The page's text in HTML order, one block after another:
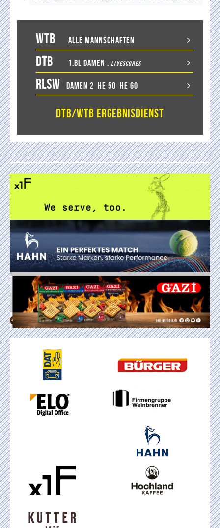
WTB Alle Mannschaften
DTB 1.BL Damen . LiveScores
RLSW Damen 2 He 50 He 60
DTB/WTB Ergebnisdienst